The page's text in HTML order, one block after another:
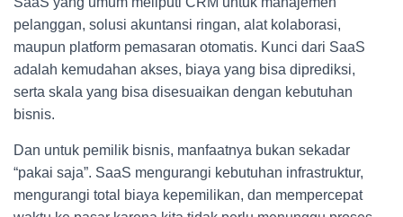
pelanggan, solusi akuntansi ringan, alat kolaborasi,
maupun platform pemasaran otomatis. Kunci dari SaaS
adalah kemudahan akses, biaya yang bisa diprediksi,
serta skala yang bisa disesuaikan dengan kebutuhan
bisnis.
Dan untuk pemilik bisnis, manfaatnya bukan sekadar
“pakai saja”. SaaS mengurangi kebutuhan infrastruktur,
mengurangi total biaya kepemilikan, dan mempercepat